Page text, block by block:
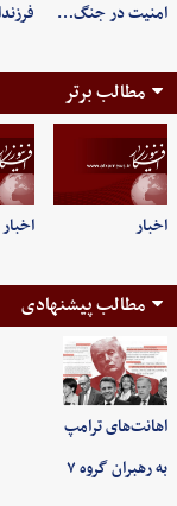
امنیت در جنگ…
مطالب برتر
اخبار
مطالب پیشنهادی
اهانت‌های ترامپ
به رهبران گروه ۷